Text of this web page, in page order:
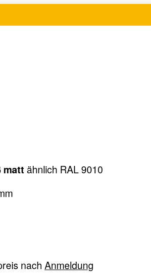
matt ähnlich RAL 9010
nach Anmeldung